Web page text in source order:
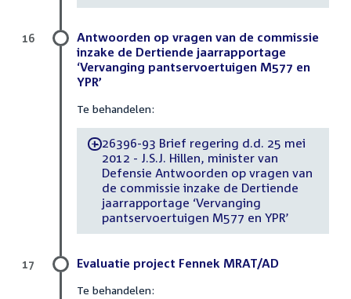
Antwoorden op vragen van de commissie
inzake de Dertiende jaarrapportage
‘Vervanging pantservoertuigen M577 en
YPR’
Te behandelen:
-26396-93 Brief regering d.d. 25 mei
2012 - J.S.J. Hillen, minister van
Defensie Antwoorden op vragen van
de commissie inzake de Dertiende
jaarrapportage ‘Vervanging
pantservoertuigen M577 en YPR’
16
Evaluatie project Fennek MRAT/AD
Te behandelen:
17